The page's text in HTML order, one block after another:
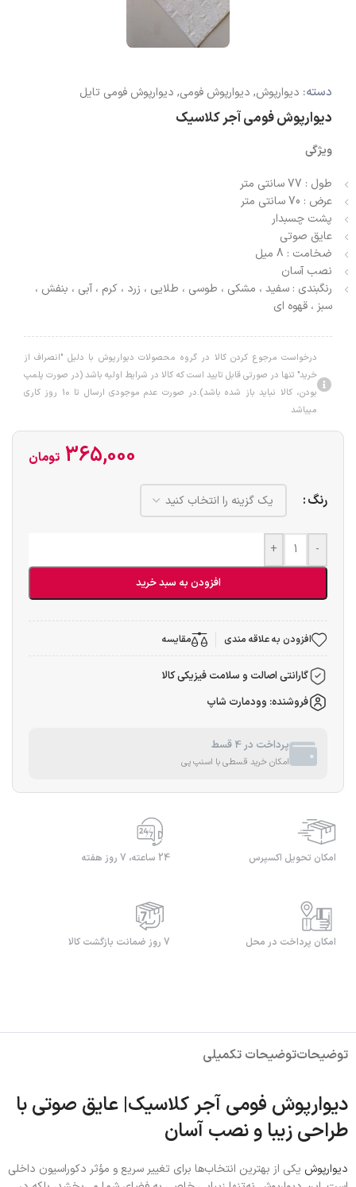
دسته: دیوارپوش, دیوارپوش فومی, دیوارپوش فومی تایل
دیوارپوش فومی آجر کلاسیک
ویژگی
طول : 77 سانتی متر
عرض : 70 سانتی متر
پشت چسبدار
عایق صوتی
ضخامت : 8 میل
نصب آسان
رنگبندی : سفید ، مشکی ، طوسی ، طلایی ، زرد ، کرم ، آبی ، بنفش ،
سبز ، قهوه ای
درخواست مرجوع کردن کالا در گروه محصولات دبوارپوش با دلیل "انصراف از
خرید" تنها در صورتی قابل تایید است که کالا در شرایط اولیه باشد (در صورت پلمپ
بودن، کالا نباید باز شده باشد).در صورت عدم موجودی ارسال تا 10 روز کاری
میباشد
365,000 تومان
رنگ
-
+
افزودن به سبد خرید
افزودن به علاقه مندی مقایسه
گارانتی اصالت و سلامت فیزیکی کالا
فروشنده: وودمارت شاپ
پرداخت در 4 قسط
امکان خرید قسطی با اسنپ پی
امکان تحویل اکسپرس 24 ساعته، 7 روز هفته
امکان پرداخت در محل 7 روز ضمانت بازگشت کالا
توضیحاتتوضیحات تکمیلی
دیوارپوش فومی آجر کلاسیک| عایق صوتی با
طراحی زیبا و نصب آسان
دیوارپوش یکی از بهترین انتخاب‌ها برای تغییر سریع و مؤثر دکوراسیون داخلی